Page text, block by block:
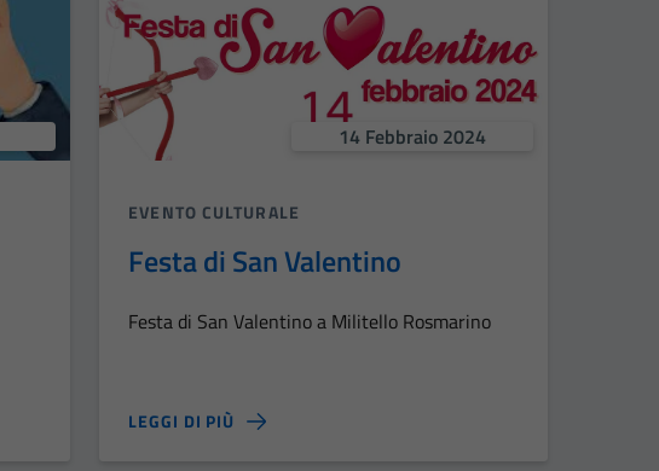
14 Febbraio 2024
EVENTO CULTURALE
Festa di San Valentino
Festa di San Valentino a Militello Rosmarino
LEGGI DI PIÙ